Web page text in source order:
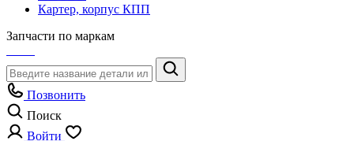
Картер, корпус КПП
Запчасти по маркам
Позвонить
Поиск
Войти